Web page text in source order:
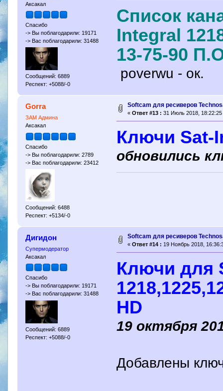
Аксакал
Спасибо
-> Вы поблагодарили: 19171
-> Вас поблагодарили: 31488
Сообщений: 6889
Респект: +5088/-0
Список
Integral
13-75-90
poverwu - ок.
Gorra
ЗАМ Админа
Аксакал
Спасибо
-> Вы поблагодарили: 2789
-> Вас поблагодарили: 23412
Сообщений: 6488
Респект: +5134/-0
Softcam для ресиверов
« Ответ #13 : 31 Июль 2018, 18:22:25
Ключи Sat-
обновились
Дигидон
Супермодератор
Аксакал
Спасибо
-> Вы поблагодарили: 19171
-> Вас поблагодарили: 31488
Сообщений: 6889
Респект: +5088/-0
Softcam для ресиверов
« Ответ #14 : 19 Ноябрь 2018,
Ключи для
HD
19 октября
Добавлены